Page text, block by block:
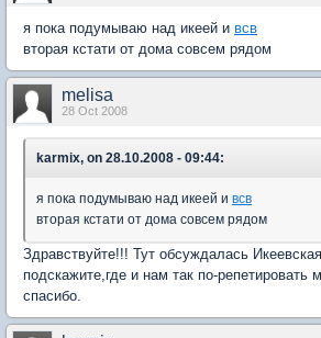
я пока подумываю над икеей и всв
вторая кстати от дома совсем рядом
melisa
28 Oct 2008
karmix, on 28.10.2008 - 09:44:
я пока подумываю над икеей и всв
вторая кстати от дома совсем рядом
Здравствуйте!!! Тут обсуждалась
подскажите,где и нам так по-репетировать
спасибо.